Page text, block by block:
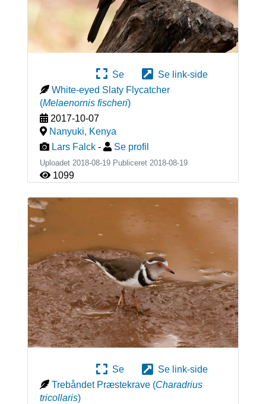
Se
Se link-side
White-eyed Slaty Flycatcher
(Melaenornis fischeri)
2017-10-07
Nanyuki, Kenya
Lars Falck - Se profil
Uploadet 2018-08-19 Publiceret 2018-08-19
1099
Se
Se link-side
Trebåndet Præstekrave (Charadrius
tricollaris)